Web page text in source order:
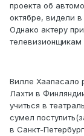
проекта об
октябре, видели
Однако актеру
телевизионщикам
Вилле Хаапасало
Лахти в
учиться в
сумел
в Санкт-